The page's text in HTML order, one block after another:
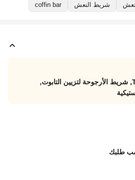
شريط النعش coffin bar
, شريط الأرجوحة لتزيين التابوت,
طلبك